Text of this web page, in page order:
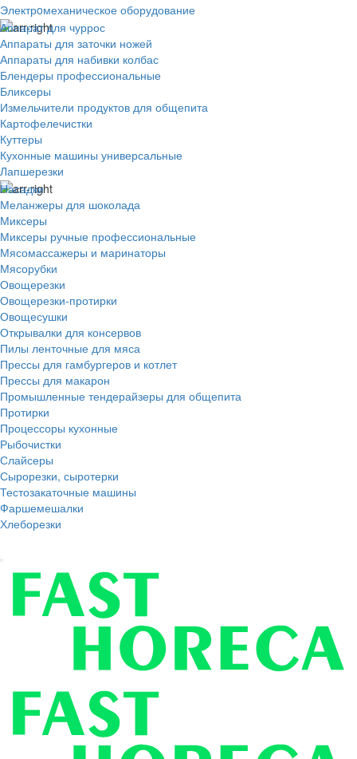
Электрoмеханическое оборудование
Аппарат для чуррос
Аппараты для заточки ножей
Аппараты для набивки колбас
Блендеры профессиональные
Бликсеры
Измельчители продуктов для общепита
Картофелечистки
Куттеры
Кухонные машины универсальные
Лапшерезки
Насадки
Меланжеры для шоколада
Миксеры
Миксеры ручные профессиональные
Мясомассажеры и маринаторы
Мясорубки
Овощерезки
Овощерезки-протирки
Овощесушки
Открывалки для консервов
Пилы ленточные для мяса
Прессы для гамбургеров и котлет
Прессы для макарон
Промышленные тендерайзеры для общепита
Протирки
Процессоры кухонные
Рыбочистки
Слайсеры
Сырорезки, сыротерки
Тестозакаточные машины
Фаршемешалки
Хлеборезки